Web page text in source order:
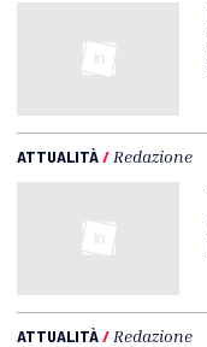
ATTUALITÀ/ Redazione
ATTUALITÀ/ Redazione